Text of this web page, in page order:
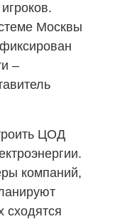
Москвы
–
ЦОД
компаний,
сходятся